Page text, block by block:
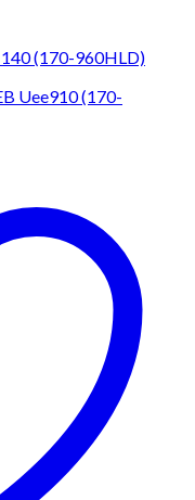
(170-960HLD)